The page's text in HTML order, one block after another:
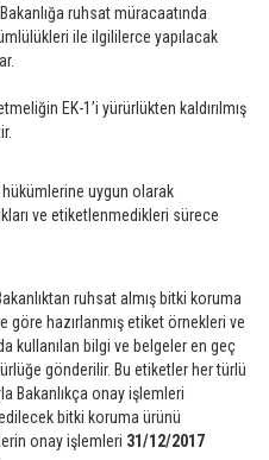
ruhsat müracaatında
ile ilgililerce yapılacak
EK-1’i yürürlükten kaldırılmış
uygun olarak
ve etiketlenmedikleri sürece
ruhsat almış bitki koruma
hazırlanmış etiket örnekleri ve
kullanılan bilgi ve belgeler en geç
gönderilir. Bu etiketler her türlü
Bakanlıkça onay işlemleri
bitki koruma ürünü
onay işlemleri 31/12/2017